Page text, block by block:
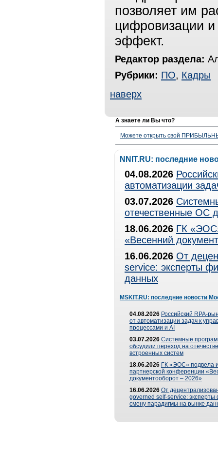
позволяет им
цифровизации
эффект.
Редактор раздела:
Рубрики: ПО, Кадры
наверх
А знаете ли Вы что?
Можете открыть свой
NNIT.RU: последние
04.08.2026
автоматизации
03.07.2026
отечественные ОС
18.06.2026 ГК
«Весенний
16.06.2026 От
service: эксперты
данных
MSKIT.RU: последние новости
04.08.2026 Российский RPA-
от автоматизации задач к
процессами и AI
03.07.2026 Системные
обсудили переход на
встроенных систем
18.06.2026 ГК «ЭОС» подвела
партнерской конференции
документооборот – 2026»
16.06.2026 От
governed self-service: эксперты
смену парадигмы на рынке